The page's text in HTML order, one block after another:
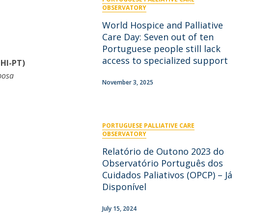
UCP2 Mental Health
UCP4SUCCESS
PT)
OBSERVATORY
World Hospice and Palliative
Care Day: Seven out of ten
Portuguese people still lack
access to specialized support
November 3, 2025
PORTUGUESE PALLIATIVE CARE
OBSERVATORY
Relatório de Outono 2023 do
Observatório Português dos
Cuidados Paliativos (OPCP) – Já
Disponível
July 15, 2024